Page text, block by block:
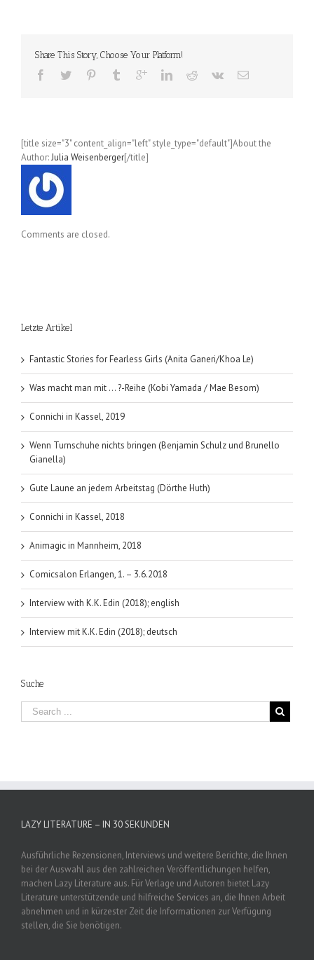
Share This Story, Choose Your Platform!
[title size="3" content_align="left" style_type="default"]About the
Author:Julia Weisenberger[/title]
Comments are closed.
Letzte Artikel
Fantastic Stories for Fearless Girls (Anita Ganeri/Khoa Le)
Was macht man mit … ?-Reihe (Kobi Yamada / Mae Besom)
Connichi in Kassel, 2019
Wenn Turnschuhe nichts bringen (Benjamin Schulz und Brunello
Gianella)
Gute Laune an jedem Arbeitstag (Dörthe Huth)
Connichi in Kassel, 2018
Animagic in Mannheim, 2018
Comicsalon Erlangen, 1. – 3.6.2018
Interview with K.K. Edin (2018); english
Interview mit K.K. Edin (2018); deutsch
Suche
LAZY LITERATURE – IN 30 SEKUNDEN
Ausführliche Rezensionen, Interviews und weitere Berichte, die Ihnen
bei der Auswahl aus den zahlreichen Veröffentlichungen helfen,
machen Lazy Literature aus. Für Verlage und Autoren bietet Lazy
Literature unterstützende und hilfreiche Services an, die Ihnen Arbeit
abnehmen und in kürzester Zeit die Informationen zur Verfügung
stellen, die Sie benötigen.